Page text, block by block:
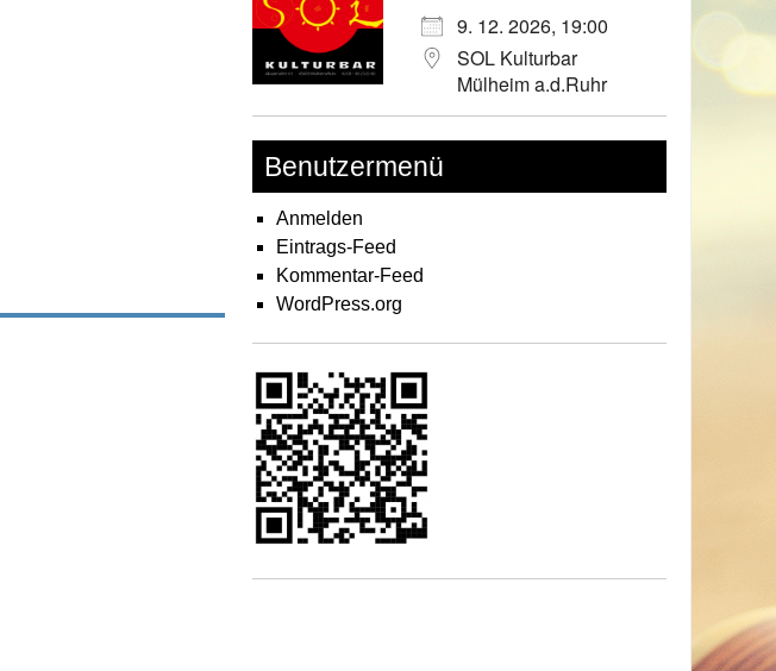
9. 12. 2026, 19:00
SOL Kulturbar
Mülheim a.d.Ruhr
Benutzermenü
Anmelden
Eintrags-Feed
Kommentar-Feed
WordPress.org